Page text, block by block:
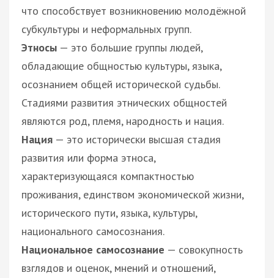
что способствует возникновению молодёжной
субкультуры и неформальных групп.
Этносы — это большие группы людей,
обладающие общностью культуры, языка,
осознанием общей исторической судьбы.
Стадиями развития этнических общностей
являются род, племя, народность и нация.
Нация — это исторически высшая стадия
развития или форма этноса,
характеризующаяся компактностью
проживания, единством экономической жизни,
исторического пути, языка, культуры,
национального самосознания.
Национальное самосознание — совокупность
взглядов и оценок, мнений и отношений,